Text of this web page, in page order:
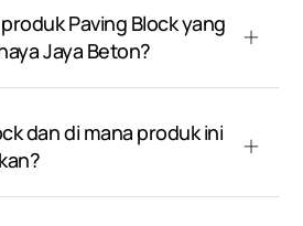
Paving Block yang
Jaya Beton?
dan di mana produk ini